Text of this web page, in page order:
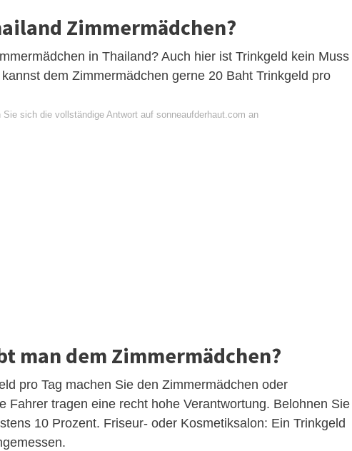
Zimmermädchen?
in Thailand? Auch hier ist Trinkgeld kein Muss
dem Zimmermädchen gerne 20 Baht Trinkgeld pro
Sie sich die vollständige Antwort auf sonneaufderhaut.com an
man dem Zimmermädchen?
pro Tag machen Sie den Zimmermädchen oder
Fahrer tragen eine recht hohe Verantwortung. Belohnen Sie
10 Prozent. Friseur- oder Kosmetiksalon: Ein Trinkgeld